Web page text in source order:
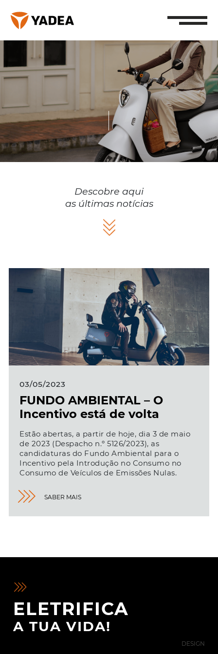
Descobre aqui
as últimas notícias
03/05/2023
FUNDO AMBIENTAL – O
Incentivo está de volta
Estão abertas, a partir de hoje, dia 3 de maio
de 2023 (Despacho n.º 5126/2023), as
candidaturas do Fundo Ambiental para o
Incentivo pela Introdução no Consumo no
Consumo de Veículos de Emissões Nulas.
SABER MAIS
ELETRIFICA
A TUA VIDA!
DESIGN